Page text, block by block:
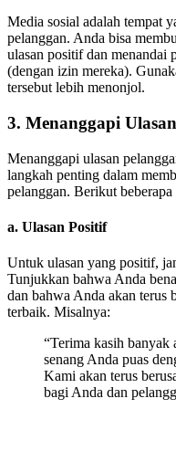
Media sosial adalah tempat
pelanggan. Anda bisa
ulasan positif dan menandai
(dengan izin mereka).
tersebut lebih menonjol.
3. Menanggapi
Menanggapi ulasan
langkah penting dalam
pelanggan. Berikut
a. Ulasan Positif
Untuk ulasan yang positif,
Tunjukkan bahwa Anda
dan bahwa Anda akan terus
terbaik. Misalnya:
“Terima kasih banyak
senang Anda puas
Kami akan terus
bagi Anda dan